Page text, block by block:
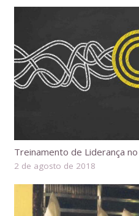
Treinamento de Liderança no
2 de agosto de 2018